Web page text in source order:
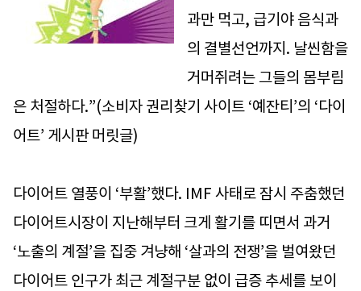
과만 먹고, 급기야 음식과
의 결별선언까지. 날씬함을
거머쥐려는 그들의 몸부림
은 처절하다.”(소비자 권리찾기 사이트 ‘예잔티’의 ‘다이
어트’ 게시판 머릿글)
다이어트 열풍이 ‘부활’했다. IMF 사태로 잠시 주춤했던
다이어트시장이 지난해부터 크게 활기를 띠면서 과거
‘노출의 계절’을 집중 겨냥해 ‘살과의 전쟁’을 벌여왔던
다이어트 인구가 최근 계절구분 없이 급증 추세를 보이